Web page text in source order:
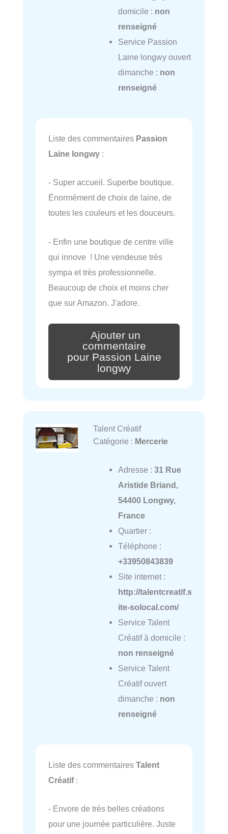
domicile : non
renseigné
Service Passion
Laine longwy ouvert
dimanche : non
renseigné
Liste des commentaires Passion
Laine longwy :
- Super accueil. Superbe boutique.
Énormément de choix de laine, de
toutes les couleurs et les douceurs.
- Enfin une boutique de centre ville
qui innove ! Une vendeuse très
sympa et très professionnelle.
Beaucoup de choix et moins cher
que sur Amazon. J'adore.
Ajouter un
commentaire
pour Passion Laine
longwy
Talent Créatif
Catégorie : Mercerie
Adresse : 31 Rue
Aristide Briand,
54400 Longwy,
France
Quartier :
Téléphone :
+33950843839
Site internet :
http://talentcreatif.s
ite-solocal.com/
Service Talent
Créatif à domicile :
non renseigné
Service Talent
Créatif ouvert
dimanche : non
renseigné
Liste des commentaires Talent
Créatif:
- Envore de très belles créations
pour une journée particulière. Juste